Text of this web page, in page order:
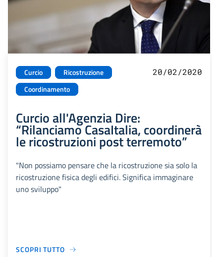
Curcio
Ricostruzione
Coordinamento
20/02/2020
Curcio all'Agenzia Dire:
“Rilanciamo CasaItalia, coordinerà
le ricostruzioni post terremoto”
"Non possiamo pensare che la ricostruzione sia solo la
ricostruzione fisica degli edifici. Significa immaginare
uno sviluppo"
SCOPRI TUTTO